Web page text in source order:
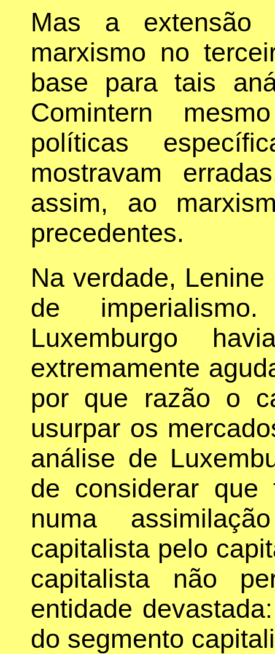
Mas a extensão
marxismo no
base para tais
Comintern
políticas
mostravam
assim, ao
precedentes.
Na verdade,
de
Luxemburgo
extremamente
por que razão o
usurpar os
análise de
de considerar que
numa
capitalista pelo
capitalista não
entidade
do segmento